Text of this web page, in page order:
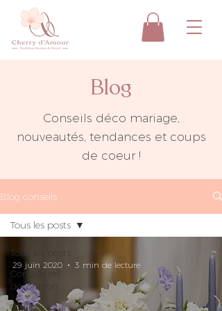
Blog
Conseils déco mariage,
nouveautés, tendances et coups
de coeur !
Blog conseils
Tous les posts
Conseils en
décoration
Coulisses
Tous les posts
29 juin 2020 3 min de lecture